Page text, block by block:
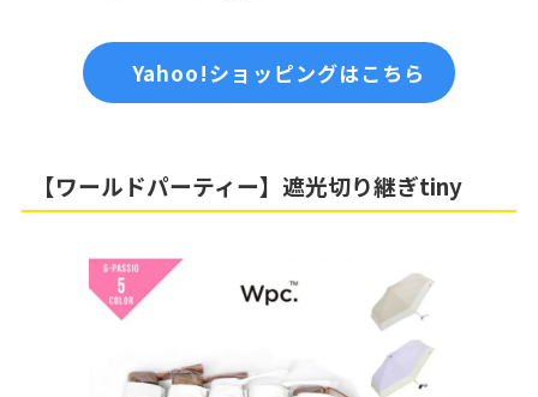
Yahoo!ショッピングはこちら
【ワールドパーティー】遮光切り継ぎtiny